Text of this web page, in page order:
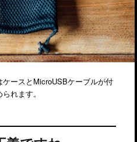
ースとMicroUSBケーブルが付
れます。